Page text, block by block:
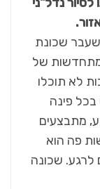
.
שכונת
של
לא תוכלו
בכל פינה
מתבצעים
פה הוא
לרגע. שכונה